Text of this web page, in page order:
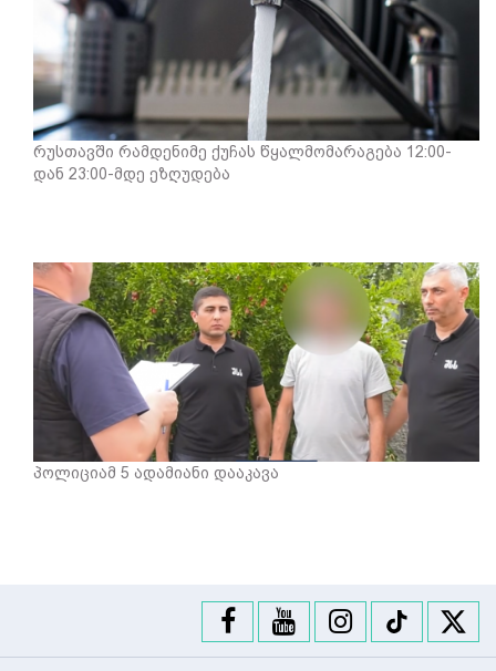
რუსთავში რამდენიმე ქუჩას წყალმომარაგება 12:00-
დან 23:00-მდე ეზღუდება
პოლიციამ 5 ადამიანი დააკავა